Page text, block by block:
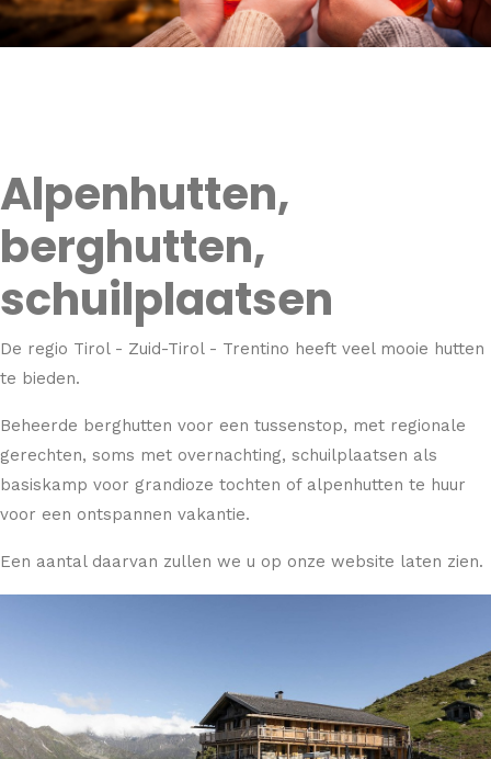
Alpenhutten,
berghutten,
schuilplaatsen
De regio Tirol - Zuid-Tirol - Trentino heeft veel mooie hutten
te bieden.
Beheerde berghutten voor een tussenstop, met regionale
gerechten, soms met overnachting, schuilplaatsen als
basiskamp voor grandioze tochten of alpenhutten te huur
voor een ontspannen vakantie.
Een aantal daarvan zullen we u op onze website laten zien.